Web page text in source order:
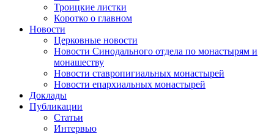
Троицкие листки
Коротко о главном
Новости
Церковные новости
Новости Синодального отдела по монастырям и
монашеству
Новости ставропигиальных монастырей
Новости епархиальных монастырей
Доклады
Публикации
Статьи
Интервью